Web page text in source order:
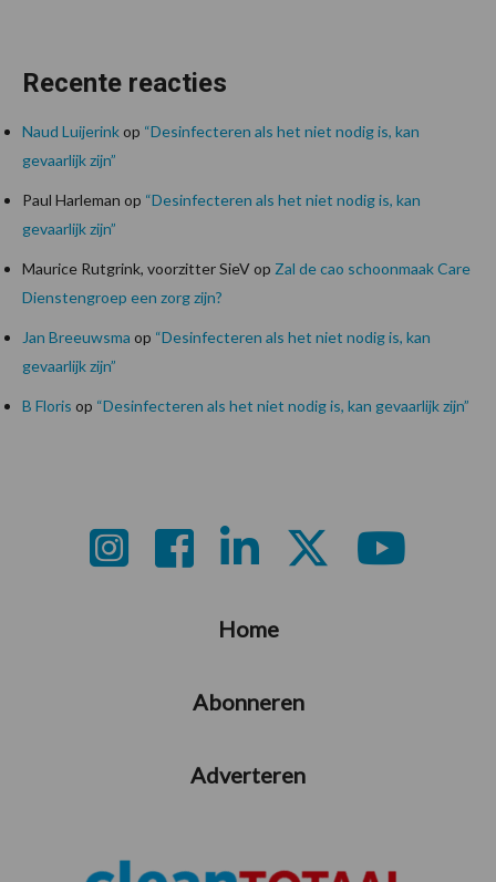
Recente reacties
Naud Luijerinkop “Desinfecteren als het niet nodig is, kan
gevaarlijk zijn”
Paul Harleman op “Desinfecteren als het niet nodig is, kan
gevaarlijk zijn”
Maurice Rutgrink, voorzitter SieVop Zal de cao schoonmaak Care
Dienstengroep een zorg zijn?
Jan Breeuwsma op “Desinfecteren als het niet nodig is, kan
gevaarlijk zijn”
B Floris op “Desinfecteren als het niet nodig is, kan gevaarlijk zijn”
Home
Abonneren
Adverteren